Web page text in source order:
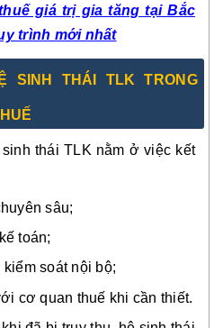
giá trị gia tăng tại Bắc
trình mới nhất
SINH THÁI TLK TRONG
thái TLK nằm ở việc kết
sâu;
toán;
soát nội bộ;
cơ quan thuế khi cần thiết.